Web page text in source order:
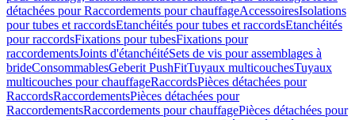
détachées pour Raccordements pour chauffageAccessoiresIsolations
pour tubes et raccordsEtanchéités pour tubes et raccordsEtanchéités
pour raccordsFixations pour tubesFixations pour
raccordementsJoints d'étanchéitéSets de vis pour assemblages à
brideConsommablesGeberit PushFitTuyaux multicouchesTuyaux
multicouches pour chauffageRaccordsPièces détachées pour
RaccordsRaccordementsPièces détachées pour
RaccordementsRaccordements pour chauffagePièces détachées pour